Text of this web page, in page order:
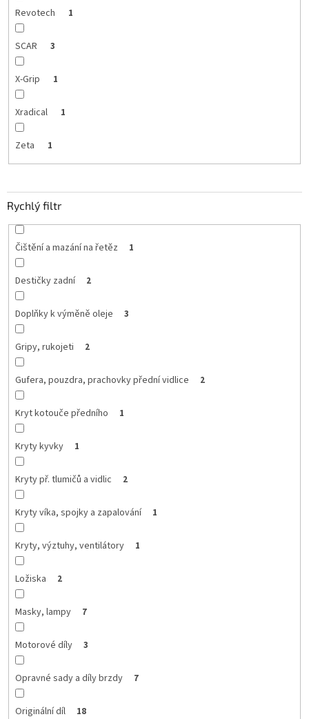
Revotech 1
SCAR 3
X-Grip 1
Xradical 1
Zeta 1
Rychlý filtr
Čištění a mazání na řetěz 1
Destičky zadní 2
Doplňky k výměně oleje 3
Gripy, rukojeti 2
Gufera, pouzdra, prachovky přední vidlice 2
Kryt kotouče předního 1
Kryty kyvky 1
Kryty př. tlumičů a vidlic 2
Kryty víka, spojky a zapalování 1
Kryty, výztuhy, ventilátory 1
Ložiska 2
Masky, lampy 7
Motorové díly 3
Opravné sady a díly brzdy 7
Originální díl 18